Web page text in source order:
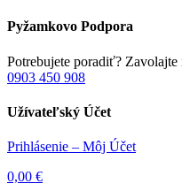
Pyžamkovo Podpora
Potrebujete poradiť? Zavolajte
0903 450 908
Užívateľský Účet
Prihlásenie – Môj Účet
0,00 €